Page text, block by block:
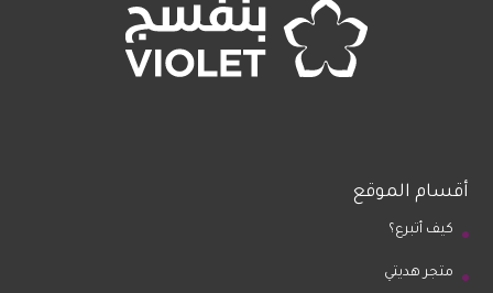
أقسام الموقع
كيف أتبرع؟
متجر هديتي